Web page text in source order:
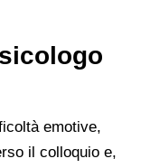
emotive,
il colloquio e,